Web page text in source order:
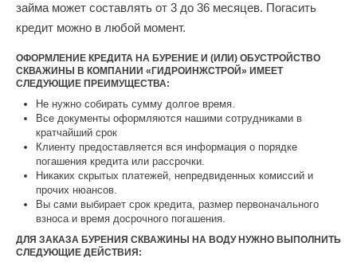
займа может составлять от 3 до 36 месяцев. Погасить
кредит можно в любой момент.
ОФОРМЛЕНИЕ КРЕДИТА НА БУРЕНИЕ И (ИЛИ) ОБУСТРОЙСТВО
СКВАЖИНЫ В КОМПАНИИ «ГИДРОИНЖСТРОЙ» ИМЕЕТ
СЛЕДУЮЩИЕ ПРЕИМУЩЕСТВА:
Не нужно собирать сумму долгое время.
Все документы оформляются нашими сотрудниками в
кратчайший срок
Клиенту предоставляется вся информация о порядке
погашения кредита или рассрочки.
Никаких скрытых платежей, непредвиденных комиссий и
прочих нюансов.
Вы сами выбирает срок кредита, размер первоначального
взноса и время досрочного погашения.
ДЛЯ ЗАКАЗА БУРЕНИЯ СКВАЖИНЫ НА ВОДУ НУЖНО ВЫПОЛНИТЬ
СЛЕДУЮЩИЕ ДЕЙСТВИЯ: